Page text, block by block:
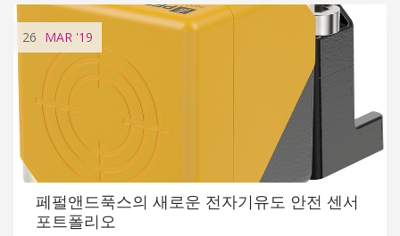
26 MAR '19
페펄앤드푹스의 새로운 전자기유도 안전 센서
포트폴리오